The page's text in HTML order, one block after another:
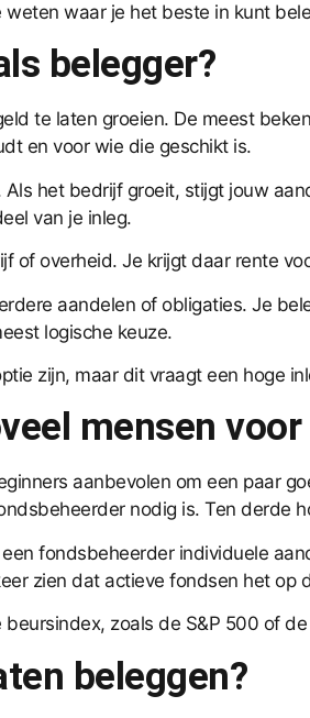
waar je het beste in kunt
belegger?
te laten groeien. De meest
en voor wie die geschikt is.
het bedrijf groeit, stijgt jouw
van je inleg.
of overheid. Je krijgt daar rente
aandelen of obligaties. Je
logische keuze.
zijn, maar dit vraagt een hoge
mensen voor
aanbevolen om een paar
nodig is. Ten derde
fondsbeheerder individuele
zien dat actieve fondsen het
beursindex, zoals de S&P 500 of
beleggen?